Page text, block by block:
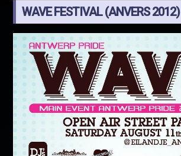
WAVE FESTIVAL (ANVERS 2012)